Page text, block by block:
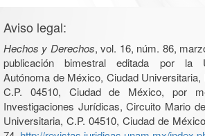
Aviso legal:
Hechos y Derechos, vol. 16, núm. 86,
publicación bimestral editada por la
Autónoma de México, Ciudad
C.P. 04510, Ciudad de México, por
Investigaciones Jurídicas, Circuito Mario
Universitaria, C.P. 04510, Ciudad de